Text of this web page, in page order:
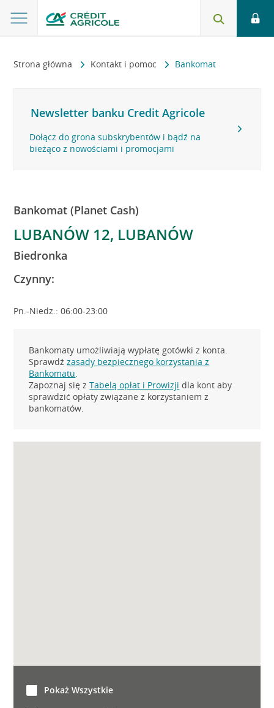
Strona główna Kontakt i pomoc Bankomat
Newsletter banku Credit Agricole
Dołącz do grona subskrybentów i bądź na
bieżąco z nowościami i promocjami
Bankomat (Planet Cash)
LUBANÓW 12, LUBANÓW
Biedronka
Czynny:
Pn.-Niedz.: 06:00-23:00
Bankomaty umożliwiają wypłatę gotówki z konta.
Sprawdźzasady bezpiecznego korzystania z
Bankomatu.
Zapoznaj się zTabelą opłat i Prowizji dla kont aby
sprawdzić opłaty związane z korzystaniem z
bankomatów.
Pokaż Wszystkie